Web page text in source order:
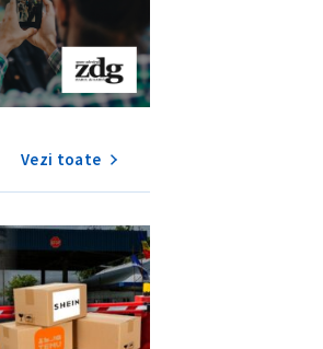
Vezi toate